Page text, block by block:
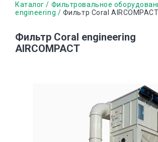
содержанию
Строка
Каталог Фильтровальное
engineering
Фильтр Coral AIRCOMPACT
Фильтр Coral engineering
AIRCOMPACT